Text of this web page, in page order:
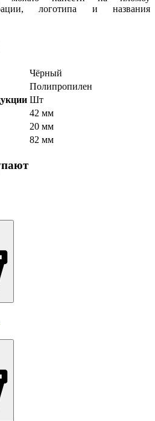
логотипа и названия
Чёрный
Полипропилен
Шт
42 мм
20 мм
82 мм